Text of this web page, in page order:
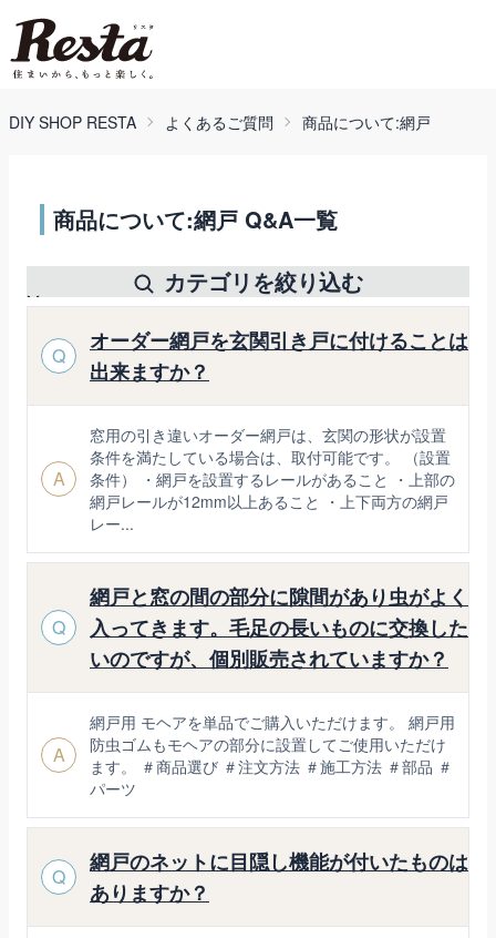
DIY SHOP RESTA よくあるご質問 商品について:網戸
商品について:網戸 Q&A一覧
カテゴリを絞り込む
Q
オーダー網戸を玄関引き戸に付けることは
出来ますか？
A
窓用の引き違いオーダー網戸は、玄関の形状が設置
条件を満たしている場合は、取付可能です。 （設置
条件） ・網戸を設置するレールがあること ・上部の
網戸レールが12mm以上あること ・上下両方の網戸
レー...
Q
網戸と窓の間の部分に隙間があり虫がよく
入ってきます。毛足の長いものに交換した
いのですが、個別販売されていますか？
A
網戸用 モヘアを単品でご購入いただけます。 網戸用
防虫ゴムもモヘアの部分に設置してご使用いただけ
ます。 ＃商品選び ＃注文方法 ＃施工方法 ＃部品 ＃
パーツ
Q
網戸のネットに目隠し機能が付いたものは
ありますか？